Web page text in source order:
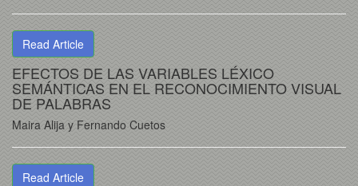
Read Article
EFECTOS DE LAS VARIABLES LÉXICO
SEMÁNTICAS EN EL RECONOCIMIENTO VISUAL
DE PALABRAS
Maira Alija y Fernando Cuetos
Read Article